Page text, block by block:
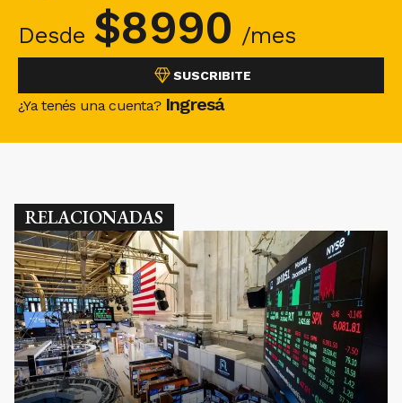
Desde $8990 /mes
SUSCRIBITE
¿Ya tenés una cuenta? Ingresá
RELACIONADAS